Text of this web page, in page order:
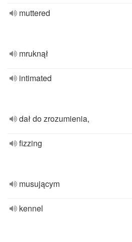
muttered
mruknął
intimated
dał do zrozumienia,
fizzing
musującym
kennel